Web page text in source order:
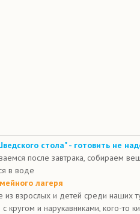
стола" - готовить не
после завтрака, собираем
в воде
лагеря
из взрослых и детей среди наших
кругом и нарукавниками, кого-то